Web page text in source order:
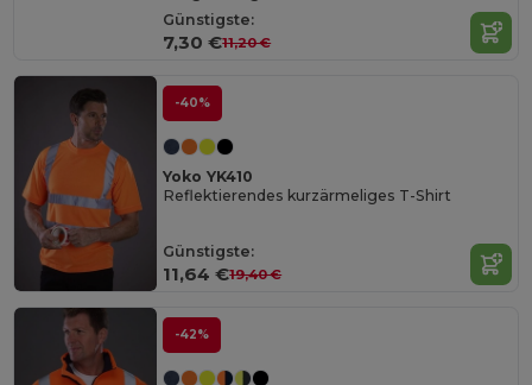
Günstigste:
7,30 €11,20 €
-40%
Yoko YK410
Reflektierendes kurzärmeliges T-Shirt
Günstigste:
11,64 €19,40 €
-42%